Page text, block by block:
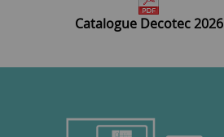
Catalogue Decotec 2026